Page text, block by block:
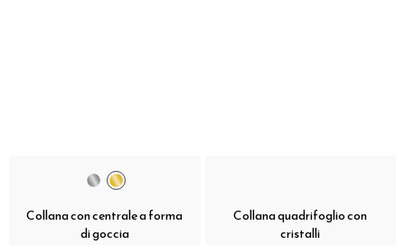
Collana con centrale a forma
di goccia
Collana quadrifoglio con
cristalli